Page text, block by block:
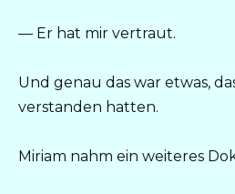
— Er hat mir vertraut.
Und genau das war etwas,
verstanden hatten.
Miriam nahm ein weiteres